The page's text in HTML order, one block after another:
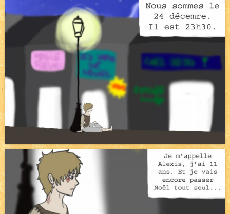
Pique-nique d'été NEW
Avatar, le dessin d'un autre maître
Beyond the cliff (suite)
On retape les miniatures de l'accueil NEW
Le Jeu du Trône II – Après l'explosion NEW
Le Jeu du Trône – Généalogie